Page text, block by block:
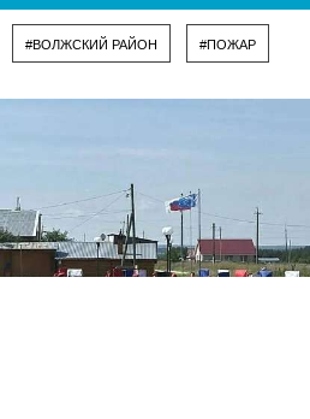
#ВОЛЖСКИЙ РАЙОН #ПОЖАР